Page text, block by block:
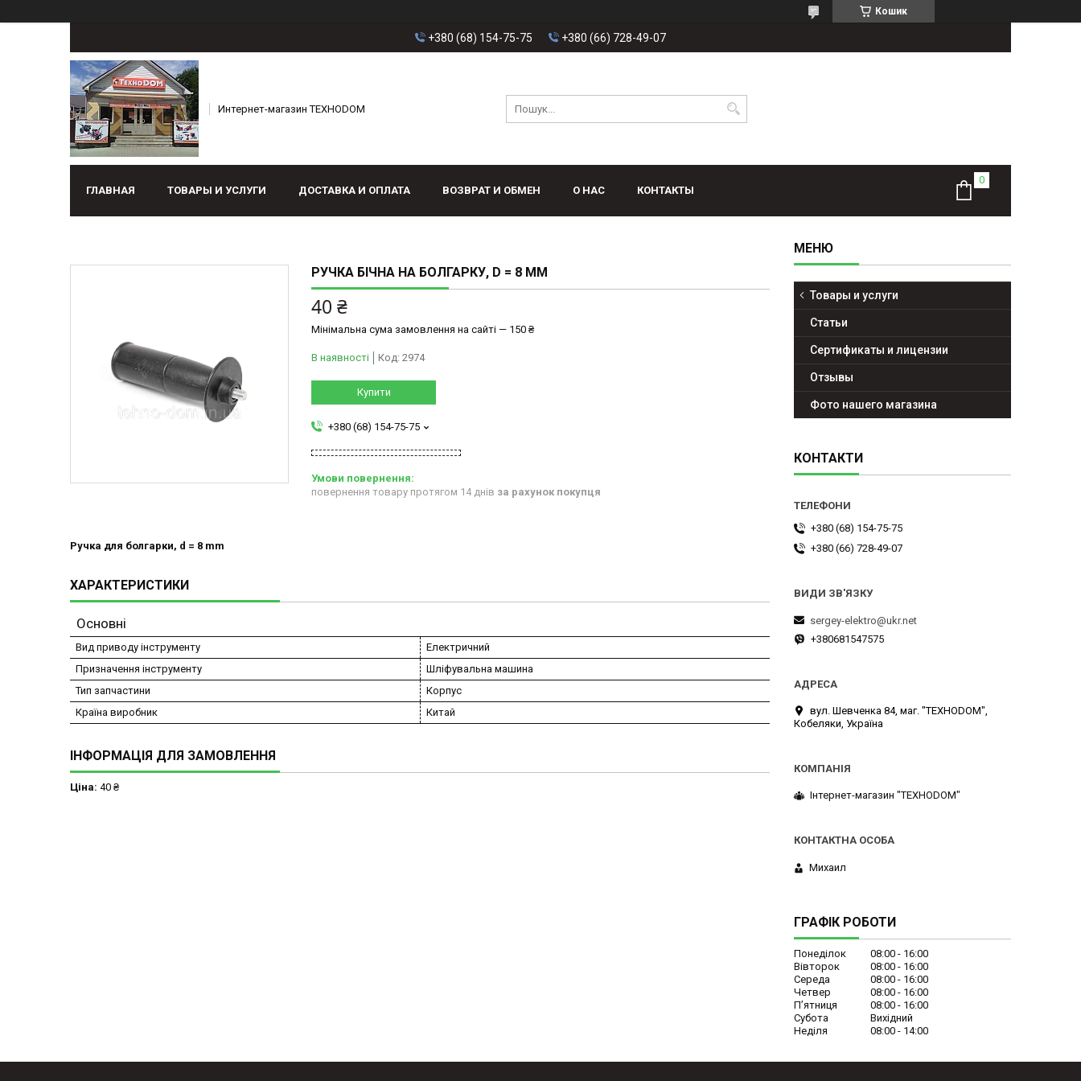
Кошик
+380 (68) 154-75-75 +380 (66) 728-49-07
Интернет-магазин ТЕХНОDOM
ГЛАВНАЯ ТОВАРЫ И УСЛУГИ ДОСТАВКА И ОПЛАТА ВОЗВРАТ И ОБМЕН О НАС КОНТАКТЫ
РУЧКА БІЧНА НА БОЛГАРКУ, D = 8 MM
40 ₴
Мінімальна сума замовлення на сайті — 150 ₴
В наявності Код: 2974
Купити
+380 (68) 154-75-75
повернення товару протягом 14 днів за рахунок покупця
Ручка для болгарки, d = 8 mm
ХАРАКТЕРИСТИКИ
Основні
Вид приводу інструменту
Електричний
Призначення інструменту
Шліфувальна машина
Тип запчастини
Корпус
Країна виробник
Китай
ІНФОРМАЦІЯ ДЛЯ ЗАМОВЛЕННЯ
Ціна: 40 ₴
Товары и услуги
Статьи
Сертификаты и лицензии
Отзывы
Фото нашего магазина
КОНТАКТИ
+380 (68) 154-75-75
+380 (66) 728-49-07
sergey-elektro@ukr.net
+380681547575
вул. Шевченка 84, маг. "ТЕХНОDOM",
Кобеляки, Україна
Інтернет-магазин "ТЕХНОDOM"
Михаил
ГРАФІК РОБОТИ
Понеділок 08:00
16:00
Вівторок
08:00
16:00
Середа
08:00
16:00
Четвер
08:00
16:00
Пʼятниця
08:00
16:00
Субота
Вихідний
Неділя
08:00 14:00